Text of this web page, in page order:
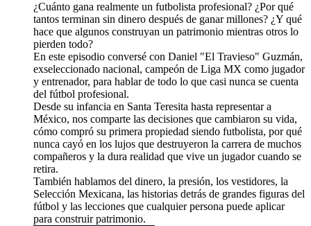
¿Cuánto gana realmente un futbolista profesional? ¿Por qué
tantos terminan sin dinero después de ganar millones? ¿Y qué
hace que algunos construyan un patrimonio mientras otros lo
pierden todo?
En este episodio conversé con Daniel "El Travieso" Guzmán,
exseleccionado nacional, campeón de Liga MX como jugador
y entrenador, para hablar de todo lo que casi nunca se cuenta
del fútbol profesional.
Desde su infancia en Santa Teresita hasta representar a
México, nos comparte las decisiones que cambiaron su vida,
cómo compró su primera propiedad siendo futbolista, por qué
nunca cayó en los lujos que destruyeron la carrera de muchos
compañeros y la dura realidad que vive un jugador cuando se
retira.
También hablamos del dinero, la presión, los vestidores, la
Selección Mexicana, las historias detrás de grandes figuras del
fútbol y las lecciones que cualquier persona puede aplicar
para construir patrimonio.